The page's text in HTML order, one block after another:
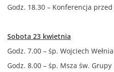
Godz. 18.30 – Konferencja
Sobota 23 kwietnia
Godz. 7.00 – śp. Wojciech
Godz. 8.00 – śp. Msza św.